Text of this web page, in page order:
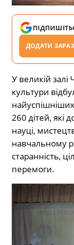
ДОДАТИ ЗАРАЗ
У великій залі
культури
найуспішніших
260 дітей, які
науці,
навчальному
старанність,
перемоги.